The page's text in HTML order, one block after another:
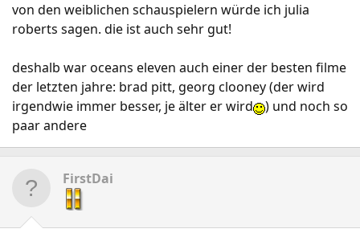
von den weiblichen schauspielern würde ich julia
roberts sagen. die ist auch sehr gut!
deshalb war oceans eleven auch einer der besten filme
der letzten jahre: brad pitt, georg clooney (der wird
irgendwie immer besser, je älter er wird
) und noch so
paar andere
FirstDai